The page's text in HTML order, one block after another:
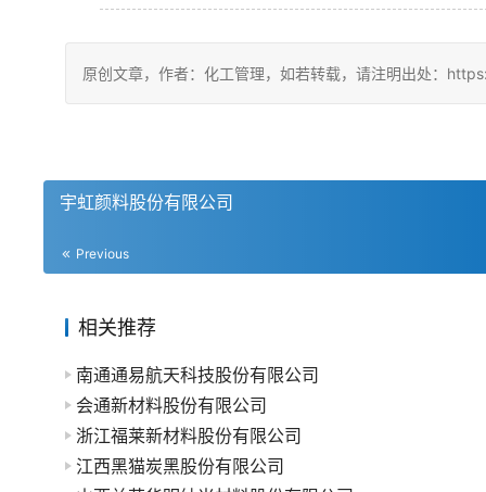
原创文章，作者：化工管理，如若转载，请注明出处：
宇虹颜料股份有限公司
Previous
相关推荐
南通通易航天科技股份有限公司
会通新材料股份有限公司
浙江福莱新材料股份有限公司
江西黑猫炭黑股份有限公司